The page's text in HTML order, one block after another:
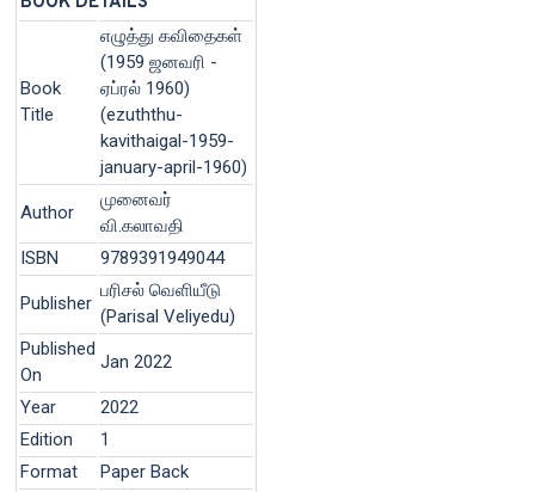
Book
Title
எழுத்து கவிதைகள்
(1959 ஜனவரி -
ஏப்ரல் 1960)
(ezuththu-
kavithaigal-1959-
january-april-1960)
Author
முனைவர்
வி.கலாவதி
ISBN
9789391949044
Publisher
பரிசல் வெளியீடு
(Parisal Veliyedu)
Published
On
Jan 2022
Year
2022
Edition
1
Format
Paper Back